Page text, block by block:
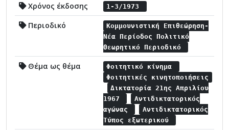
Χρόνος έκδοσης 1-3/1973
Περιοδικό
Κομμουνιστική Επιθεώρηση-
Νέα Περίοδος Πολιτικό
Θεωρητικό Περιοδικό
Θέμα ως θέμα
Φοιτητικό κίνημα
Φοιτητικές κινητοποιήσεις
Δικτατορία 21ης Απριλίου
1967
Αντιδικτατορικός
αγώνας
Αντιδικτατορικός
Τύπος εξωτερικού